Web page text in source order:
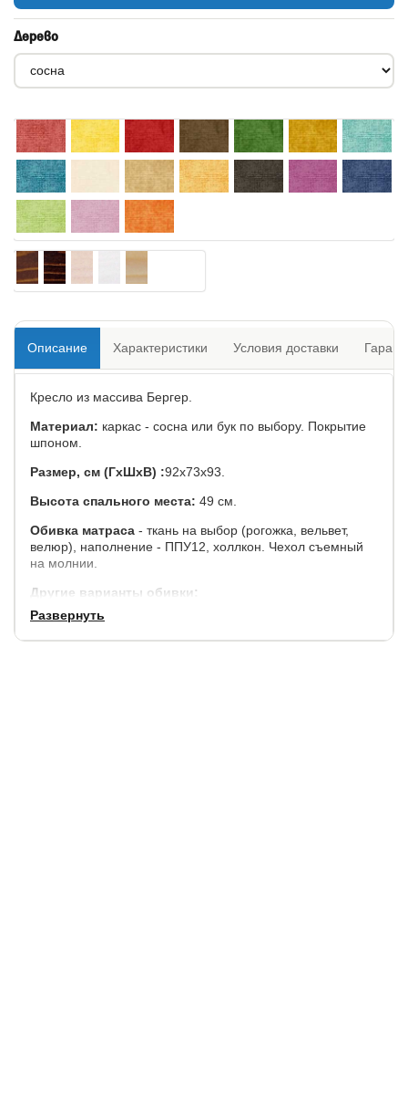
Дерево
Описание Характеристики Условия доставки
Кресло из массива Бергер.
Материал: каркас - сосна или бук по выбору. Покрытие
шпоном.
Размер, см (ГхШхВ) :92х73х93.
Высота спального места: 49 см.
Обивка матраса - ткань на выбор (рогожка, вельвет,
велюр), наполнение - ППУ12, холлкон. Чехол съемный
на молнии.
Другие варианты обивки:
Velvet Lux (микровельвет)
Развернуть